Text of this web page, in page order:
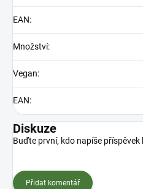
EAN:
Množství:
Vegan:
EAN:
Diskuze
Buďte první, kdo napíše příspěvek
Přidat komentář